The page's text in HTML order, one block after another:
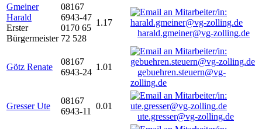
Gmeiner
Harald
Erster
Bürgermeister
08167
6943-47
0170 65
72 528
1.17
harald.gmeiner@vg-zolling.de
Götz Renate
08167
6943-24
1.01
gebuehren.steuern@vg-
zolling.de
Gresser Ute
08167
6943-11
0.01
ute.gresser@vg-zolling.de